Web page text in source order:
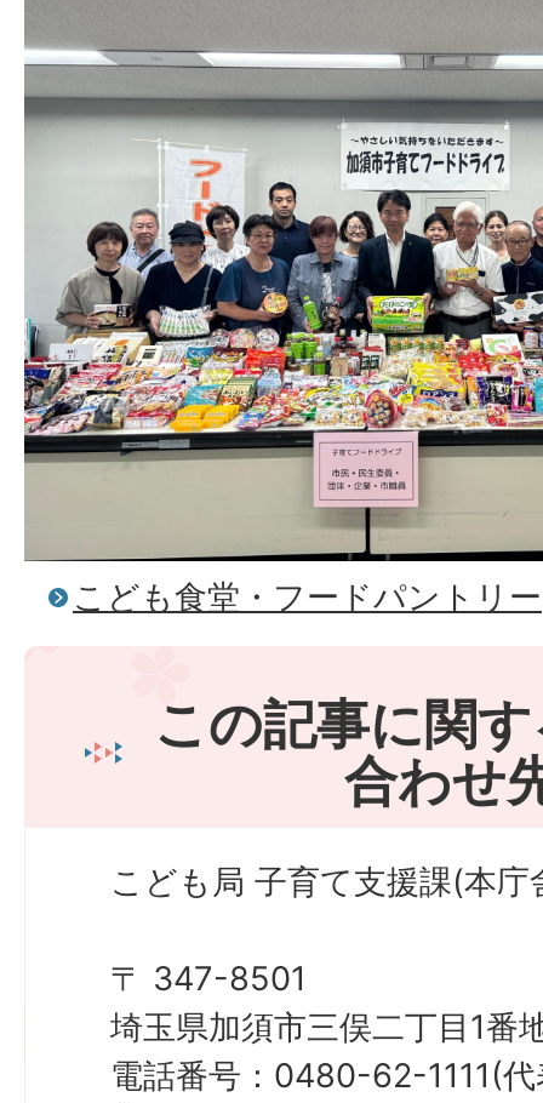
こども食堂・フードパントリー
この記事に関
合わせ
こども局 子育て支援課(本庁
〒 347-8501
埼玉県加須市三俣二丁目1番
電話番号：0480-62-1111(